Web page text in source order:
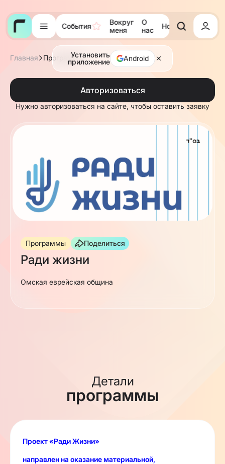
События
Вокруг
меня
О
нас
Новости Тора
Установить
приложение
Android
Главная Программы
Авторизоваться
Нужно авторизоваться на сайте, чтобы оставить заявку
Программы Поделиться
Ради жизни
Омская еврейская община
Детали
программы
Проект «Ради Жизни»
направлен на оказание материальной,